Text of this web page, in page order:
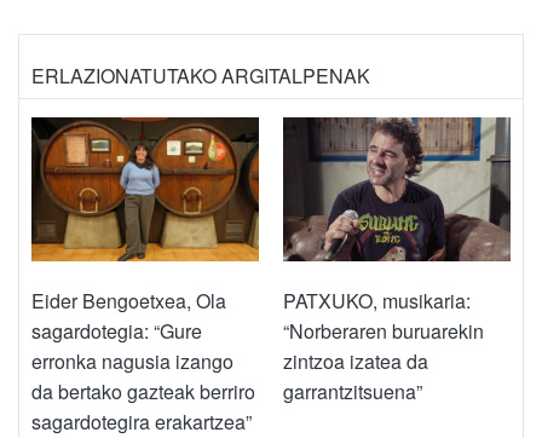
ERLAZIONATUTAKO ARGITALPENAK
Eider Bengoetxea, Ola
sagardotegia: “Gure
erronka nagusia izango
da bertako gazteak berriro
sagardotegira erakartzea”
PATXUKO, musikaria:
“Norberaren buruarekin
zintzoa izatea da
garrantzitsuena”